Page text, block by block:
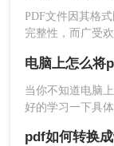
的“文件转
简单易用的在线
式。
PDF文件因其格
完整性，而广受
电脑pdf如何免费
费转换成Word的
当你不知道电脑
好的学习一下具